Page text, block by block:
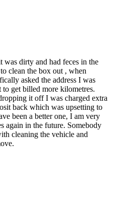
dirty and had feces in the
clean the box out , when
asked the address I was
get billed more kilometres.
it off I was charged extra
back which was upsetting to
been a better one, I am very
again in the future. Somebody
cleaning the vehicle and